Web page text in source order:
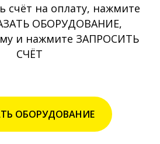
счёт на оплату, нажмите
ОБОРУДОВАНИЕ,
и нажмите ЗАПРОСИТЬ
СЧЁТ
ОБОРУДОВАНИЕ